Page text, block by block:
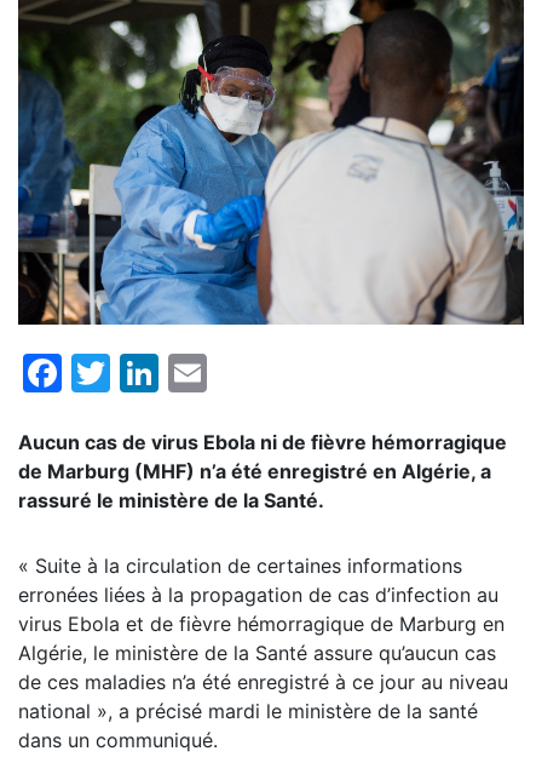
Facebook
TwitterLinkedIn
Aucun cas de virus Ebola ni de fièvre hémorragique
de Marburg (MHF) n’a été enregistré en Algérie, a
rassuré le ministère de la Santé.
« Suite à la circulation de certaines informations
erronées liées à la propagation de cas d’infection au
virus Ebola et de fièvre hémorragique de Marburg en
Algérie, le ministère de la Santé assure qu’aucun cas
de ces maladies n’a été enregistré à ce jour au niveau
national », a précisé mardi le ministère de la santé
dans un communiqué.